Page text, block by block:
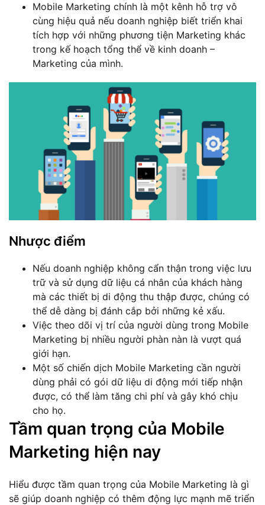
Mobile Marketing chính là một kênh hỗ trợ vô
cùng hiệu quả nếu doanh nghiệp biết triển khai
tích hợp với những phương tiện Marketing khác
trong kế hoạch tổng thể về kinh doanh –
Marketing của mình.
Nhược điểm
Nếu doanh nghiệp không cẩn thận trong việc lưu
trữ và sử dụng dữ liệu cá nhân của khách hàng
mà các thiết bị di động thu thập được, chúng có
thể dễ dàng bị đánh cắp bởi những kẻ xấu.
Việc theo dõi vị trí của người dùng trong Mobile
Marketing bị nhiều người phàn nàn là vượt quá
giới hạn.
Một số chiến dịch Mobile Marketing cần người
dùng phải có gói dữ liệu di động mới tiếp nhận
được, có thể làm tăng chi phí và gây khó chịu
cho họ.
Tầm quan trọng của Mobile
Marketing hiện nay
Hiểu được tầm quan trọng của Mobile Marketing là gì
sẽ giúp doanh nghiệp có thêm động lực mạnh mẽ triển